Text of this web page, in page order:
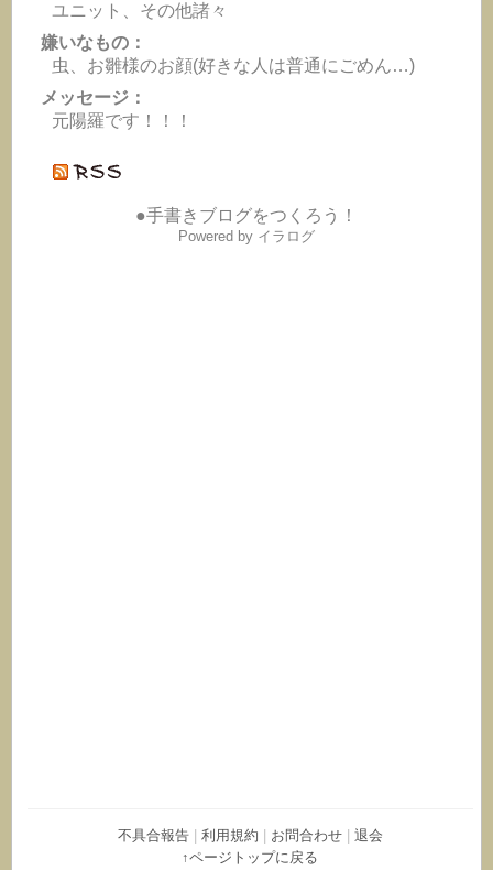
ユニット、その他諸々
嫌いなもの：
虫、お雛様のお顔(好きな人は普通にごめん…)
メッセージ：
元陽羅です！！！
●手書きブログをつくろう！
Powered by イラログ
不具合報告 利用規約 お問合わせ
退会
↑ページトップに戻る